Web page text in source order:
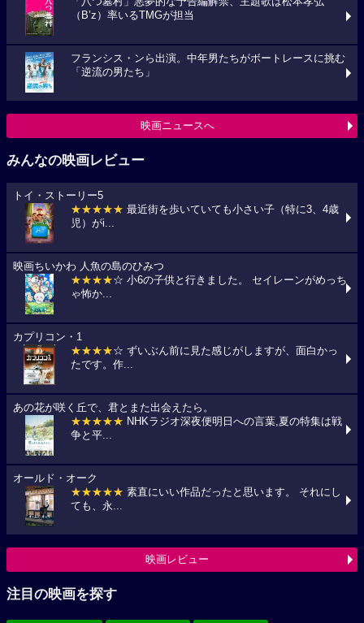
（B’z）率いるTMGが担当
フランシス・ンら出演。中年男たちがボートレースに挑む
「逆流の男たち」
映画ニュースへ
みんなの映画レビュー
トイ・ストーリー5
★★★★★ 最近街を歩いていても小さい子（特に3、4歳
児）がi...
映画ちいかわ 人魚の島のひみつ
★★★★☆ 小6の子供と行きました。 セイレーンがめっち
ゃ怖か...
カプリコン・1
★★★★☆ ずいぶん前に見た感じがしますが、面白かっ
たです。作...
あの花が咲く丘で、君とまた出会えたら。
★★★★★ NHKラジオ深夜便明日への言葉,夏の特集は戦
争と平...
オールド・オーク
★★★★★ 素直にいい作品だったと思います。 それにし
ても、永...
映画レビュー
注目の映画を探す